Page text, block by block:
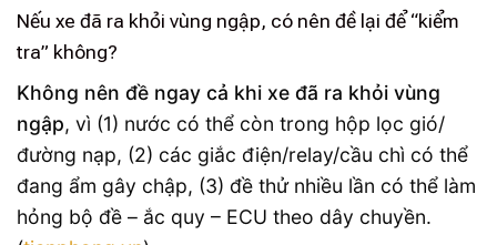
Nếu xe đã ra khỏi vùng ngập, có nên đề lại để “kiểm
tra” không?
Không nên đề ngay cả khi xe đã ra khỏi vùng
ngập, vì (1) nước có thể còn trong hộp lọc gió/
đường nạp, (2) các giắc điện/relay/cầu chì có thể
đang ẩm gây chập, (3) đề thử nhiều lần có thể làm
hỏng bộ đề – ắc quy – ECU theo dây chuyền.